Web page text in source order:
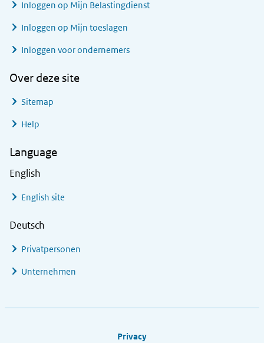
Inloggen op Mijn Belastingdienst
Inloggen op Mijn toeslagen
Inloggen voor ondernemers
Over deze site
Sitemap
Help
Language
English
English site
Deutsch
Privatpersonen
Unternehmen
Privacy